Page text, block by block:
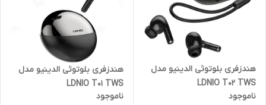
هندزفری بلوتوثی الدینیو مدل
LDNIO T02 TWS
ناموجود
هندزفری بلوتوثی الدینیو مدل
LDNIO T01 TWS
ناموجود